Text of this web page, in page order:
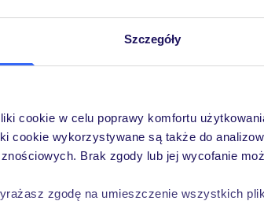
Szczegóły
cookie w celu poprawy komfortu
cookie wykorzystywane są także do
Brak zgody lub jej wycofanie
zgodę na umieszczenie wszystkich